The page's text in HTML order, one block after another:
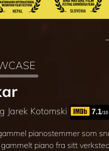
Jarek Kotomski 7.1/10
pianostemmer som
piano fra sitt